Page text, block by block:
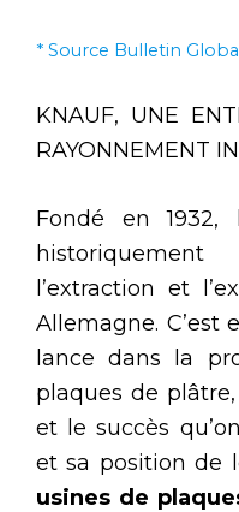
* Source Bulletin
KNAUF, UNE
RAYONNEMENT
Fondé en 1932,
l’extraction et
Allemagne. C’est
lance dans la
plaques de
et le succès
et sa position de
usines de